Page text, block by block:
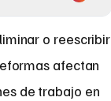
o reescribir
afectan
de trabajo en